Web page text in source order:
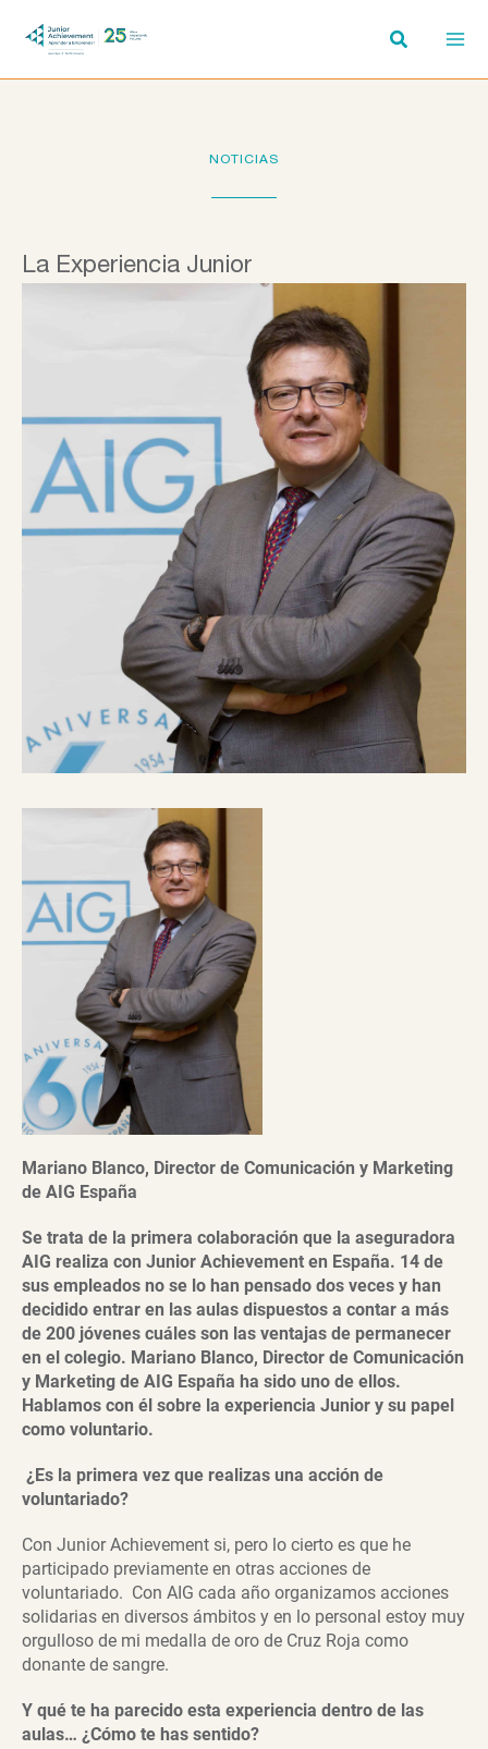
NOTICIAS
La Experiencia Junior
Mariano Blanco, Director de Comunicación y Marketing
de AIG España
Se trata de la primera colaboración que la aseguradora
AIG realiza con Junior Achievement en España. 14 de
sus empleados no se lo han pensado dos veces y han
decidido entrar en las aulas dispuestos a contar a más
de 200 jóvenes cuáles son las ventajas de permanecer
en el colegio. Mariano Blanco, Director de Comunicación
y Marketing de AIG España ha sido uno de ellos.
Hablamos con él sobre la experiencia Junior y su papel
como voluntario.
¿Es la primera vez que realizas una acción de
voluntariado?
Con Junior Achievement si, pero lo cierto es que he
participado previamente en otras acciones de
voluntariado. Con AIG cada año organizamos acciones
solidarias en diversos ámbitos y en lo personal estoy muy
orgulloso de mi medalla de oro de Cruz Roja como
donante de sangre.
Y qué te ha parecido esta experiencia dentro de las
aulas… ¿Cómo te has sentido?